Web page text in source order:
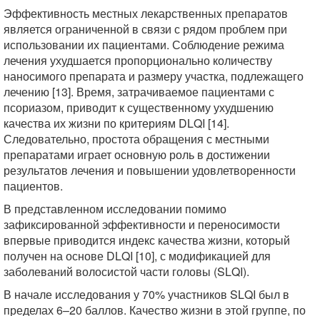
Эффективность местных лекарственных препаратов
является ограниченной в связи с рядом проблем при
использовании их пациентами. Соблюдение режима
лечения ухудшается пропорционально количеству
наносимого препарата и размеру участка, подлежащего
лечению [13]. Время, затрачиваемое пациентами с
псориазом, приводит к существенному ухудшению
качества их жизни по критериям DLQI [14].
Следовательно, простота обращения с местными
препаратами играет основную роль в достижении
результатов лечения и повышении удовлетворенности
пациентов.
В представленном исследовании помимо
зафиксированной эффективности и переносимости
впервые приводится индекс качества жизни, который
получен на основе DLQI [10], с модификацией для
заболеваний волосистой части головы (SLQI).
В начале исследования у 70% участников SLQI был в
пределах 6–20 баллов. Качество жизни в этой группе, по